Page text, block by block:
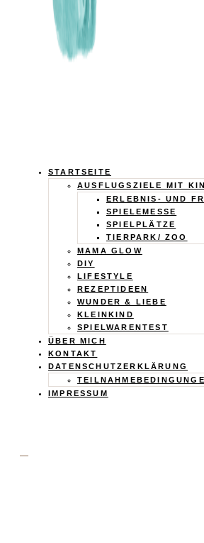
Calistas
Traum
STARTSEITE
AUSFLUGSZIELE MIT
ERLEBNIS- UND
SPIELEMESSE
SPIELPLÄTZE
TIERPARK/ ZOO
MAMA GLOW
DIY
LIFESTYLE
REZEPTIDEEN
WUNDER & LIEBE
KLEINKIND
SPIELWARENTEST
ÜBER MICH
KONTAKT
DATENSCHUTZERKLÄRUNG
IMPRESSUM